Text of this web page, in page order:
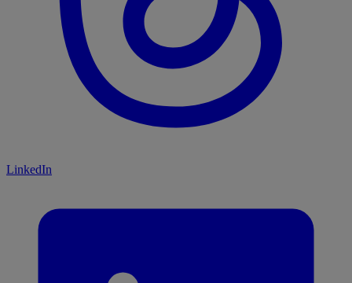
LinkedIn